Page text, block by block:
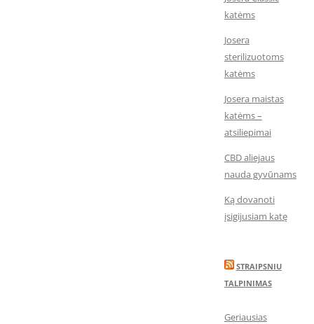
katėms
Josera
sterilizuotoms
katėms
Josera maistas
katėms –
atsiliepimai
CBD aliejaus
nauda gyvūnams
Ką dovanoti
įsigijusiam katę
STRAIPSNIU
TALPINIMAS
Geriausias